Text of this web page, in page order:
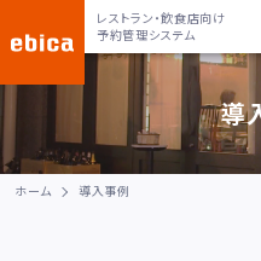
レストラン・飲食店向け
予約管理システム
導
ホーム 導入事例